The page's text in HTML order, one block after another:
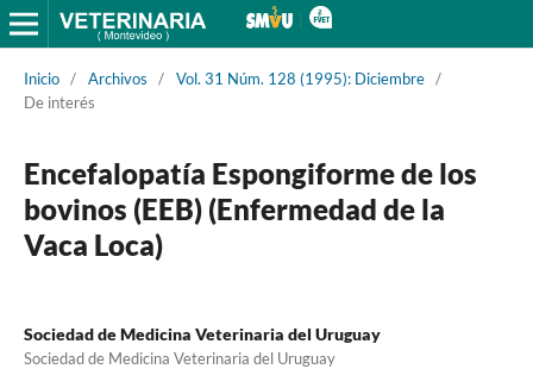
Inicio / Archivos / Vol. 31 Núm. 128 (1995): Diciembre /
De interés
Encefalopatía Espongiforme de los
bovinos (EEB) (Enfermedad de la
Vaca Loca)
Sociedad de Medicina Veterinaria del Uruguay
Sociedad de Medicina Veterinaria del Uruguay